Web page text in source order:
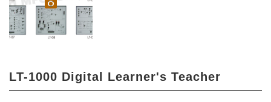
LT-1000 Digital Learner's Teacher